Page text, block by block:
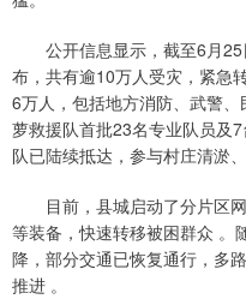
公开信息显示，截至6月25
布，共有逾10万人受灾，紧急
6万人，包括地方消防、武警
萝救援队首批23名专业队员及
队已陆续抵达，参与村庄清淤
目前，县城启动了分片区网
等装备，快速转移被困群众 。
降，部分交通已恢复通行，多
推进 。